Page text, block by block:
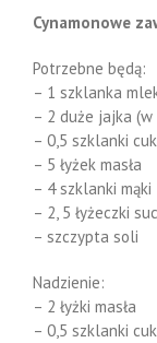
Cynamonowe
Potrzebne będą:
– 1 szklanka
– 2 duże jajka
– 0,5 szklanki
– 5 łyżek masła
– 4 szklanki mąki
– 2, 5 łyżeczki
– szczypta soli
Nadzienie:
– 2 łyżki masła
– 0,5 szklanki